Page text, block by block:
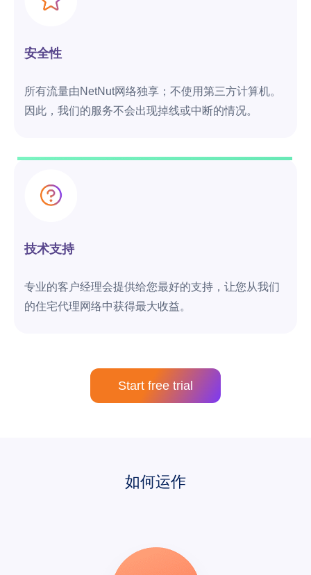
安全性
所有流量由NetNut网络独享；不使用第三方计算机。
因此，我们的服务不会出现掉线或中断的情况。
技术支持
专业的客户经理会提供给您最好的支持，让您从我们
的住宅代理网络中获得最大收益。
Start free trial
如何运作